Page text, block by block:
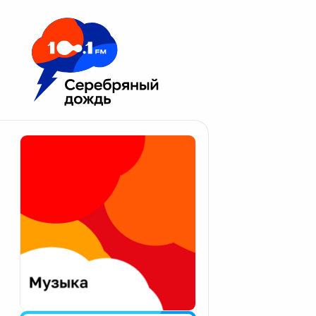
Москва 100.1 FM
Апатиты
Екатеринбург
Калининград
Калуга